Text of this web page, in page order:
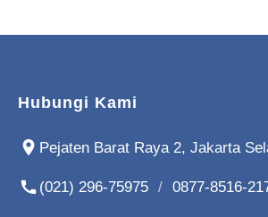
Hubungi Kami
Pejaten Barat Raya 2, Jakarta
(021) 296-75975 / 0877-8516-